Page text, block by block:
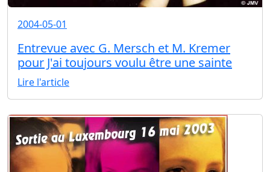
2004-05-01
Entrevue avec G. Mersch et M. Kremer
pour J'ai toujours voulu être une sainte
Lire l'article